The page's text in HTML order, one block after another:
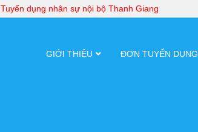
Tuyển dụng nhân sự nội bộ Thanh Giang
GIỚI THIỆU ĐƠN TUYỂN DỤNG